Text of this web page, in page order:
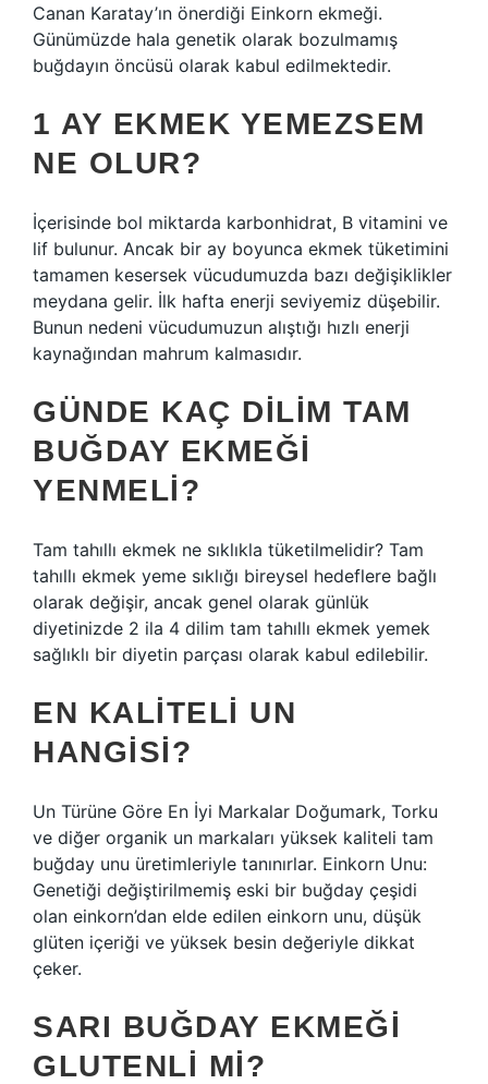
Canan Karatay’ın önerdiği Einkorn ekmeği.
Günümüzde hala genetik olarak bozulmamış
buğdayın öncüsü olarak kabul edilmektedir.
1 AY EKMEK YEMEZSEM
NE OLUR?
İçerisinde bol miktarda karbonhidrat, B vitamini ve
lif bulunur. Ancak bir ay boyunca ekmek tüketimini
tamamen kesersek vücudumuzda bazı değişiklikler
meydana gelir. İlk hafta enerji seviyemiz düşebilir.
Bunun nedeni vücudumuzun alıştığı hızlı enerji
kaynağından mahrum kalmasıdır.
GÜNDE KAÇ DILIM TAM
BUĞDAY EKMEĞI
YENMELI?
Tam tahıllı ekmek ne sıklıkla tüketilmelidir? Tam
tahıllı ekmek yeme sıklığı bireysel hedeflere bağlı
olarak değişir, ancak genel olarak günlük
diyetinizde 2 ila 4 dilim tam tahıllı ekmek yemek
sağlıklı bir diyetin parçası olarak kabul edilebilir.
EN KALITELI UN
HANGISI?
Un Türüne Göre En İyi Markalar Doğumark, Torku
ve diğer organik un markaları yüksek kaliteli tam
buğday unu üretimleriyle tanınırlar. Einkorn Unu:
Genetiği değiştirilmemiş eski bir buğday çeşidi
olan einkorn’dan elde edilen einkorn unu, düşük
glüten içeriği ve yüksek besin değeriyle dikkat
çeker.
SARI BUĞDAY EKMEĞI
GLUTENLI MI?